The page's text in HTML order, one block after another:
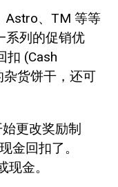
Astro、TM 等等
系列的促销优
扣 (Cash
杂货饼干，还可
更改奖励制
金回扣了。
金。